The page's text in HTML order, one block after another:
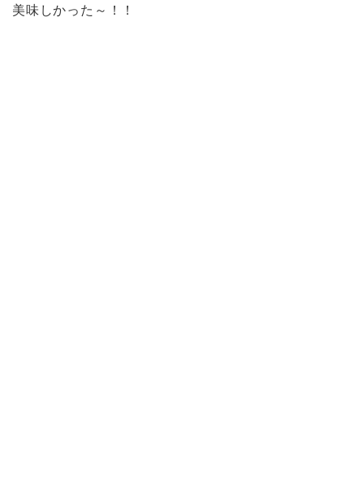
美味しかった～！！